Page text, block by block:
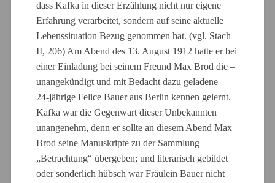
dass Kafka in dieser Erzählung nicht nur eigene
Erfahrung verarbeitet, sondern auf seine aktuelle
Lebenssituation Bezug genommen hat. (vgl. Stach
II, 206) Am Abend des 13. August 1912 hatte er bei
einer Einladung bei seinem Freund Max Brod die –
unangekündigt und mit Bedacht dazu geladene –
24-jährige Felice Bauer aus Berlin kennen gelernt.
Kafka war die Gegenwart dieser Unbekannten
unangenehm, denn er sollte an diesem Abend Max
Brod seine Manuskripte zu der Sammlung
„Betrachtung“ übergeben; und literarisch gebildet
oder sonderlich hübsch war Fräulein Bauer nicht